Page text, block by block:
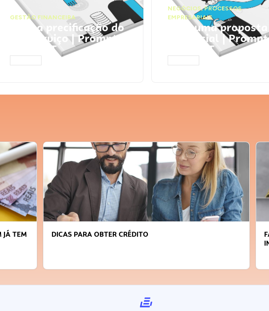
GESTÃO FINANCEIRA
Faça a precificação do
seu serviço | Prompts
ChatGPT
NEGÓCIOS,PROCESSOS
EMPRESARIAIS
Faça uma proposta
comercial |
ChatGPT
JÁ TEM
DICAS PARA OBTER CRÉDITO